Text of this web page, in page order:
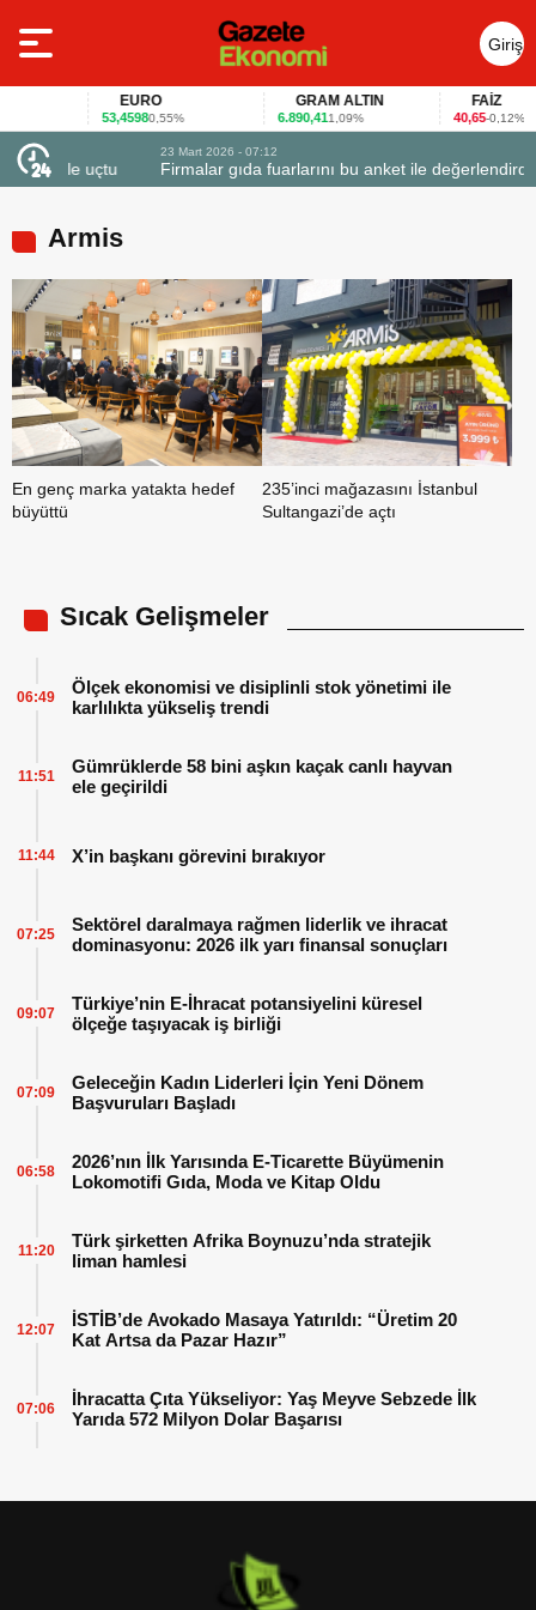
Giriş
Yap
EURO
53,45980,55%
GRAM ALTIN
6.890,411,09%
FAİZ
40,65-0,12%
23 Mart 2026 - 07:12
Firmalar gıda fuarlarını bu anket ile değerlendirdi
Armis
En genç marka yatakta hedef
büyüttü
235’inci mağazasını İstanbul
Sultangazi’de açtı
Sıcak Gelişmeler
Ölçek ekonomisi ve disiplinli stok yönetimi ile
karlılıkta yükseliş trendi
06:49
Gümrüklerde 58 bini aşkın kaçak canlı hayvan
ele geçirildi
11:51
X’in başkanı görevini bırakıyor
11:44
Sektörel daralmaya rağmen liderlik ve ihracat
dominasyonu: 2026 ilk yarı finansal sonuçları
07:25
Türkiye’nin E-İhracat potansiyelini küresel
ölçeğe taşıyacak iş birliği
09:07
Geleceğin Kadın Liderleri İçin Yeni Dönem
Başvuruları Başladı
07:09
2026’nın İlk Yarısında E-Ticarette Büyümenin
Lokomotifi Gıda, Moda ve Kitap Oldu
06:58
Türk şirketten Afrika Boynuzu’nda stratejik
liman hamlesi
11:20
İSTİB’de Avokado Masaya Yatırıldı: “Üretim 20
Kat Artsa da Pazar Hazır”
12:07
İhracatta Çıta Yükseliyor: Yaş Meyve Sebzede İlk
Yarıda 572 Milyon Dolar Başarısı
07:06